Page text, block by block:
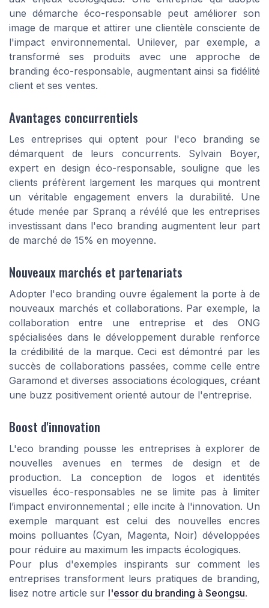
une démarche éco-responsable peut améliorer son
image de marque et attirer une clientèle consciente de
l'impact environnemental. Unilever, par exemple, a
transformé ses produits avec une approche de
branding éco-responsable, augmentant ainsi sa fidélité
client et ses ventes.
Avantages concurrentiels
Les entreprises qui optent pour l'eco branding se
démarquent de leurs concurrents. Sylvain Boyer,
expert en design éco-responsable, souligne que les
clients préfèrent largement les marques qui montrent
un véritable engagement envers la durabilité. Une
étude menée par Spranq a révélé que les entreprises
investissant dans l'eco branding augmentent leur part
de marché de 15% en moyenne.
Nouveaux marchés et partenariats
Adopter l'eco branding ouvre également la porte à de
nouveaux marchés et collaborations. Par exemple, la
collaboration entre une entreprise et des ONG
spécialisées dans le développement durable renforce
la crédibilité de la marque. Ceci est démontré par les
succès de collaborations passées, comme celle entre
Garamond et diverses associations écologiques, créant
une buzz positivement orienté autour de l'entreprise.
Boost d'innovation
L'eco branding pousse les entreprises à explorer de
nouvelles avenues en termes de design et de
production. La conception de logos et identités
visuelles éco-responsables ne se limite pas à limiter
l’impact environnemental ; elle incite à l'innovation. Un
exemple marquant est celui des nouvelles encres
moins polluantes (Cyan, Magenta, Noir) développées
pour réduire au maximum les impacts écologiques.
Pour plus d'exemples inspirants sur comment les
entreprises transforment leurs pratiques de branding,
lisez notre article sur l'essor du branding à Seongsu.